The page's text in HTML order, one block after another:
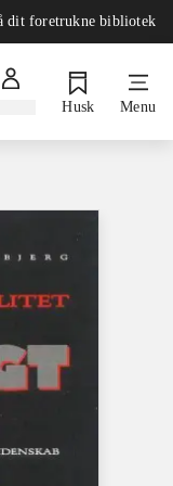
dit foretrukne bibliotek
Husk Menu